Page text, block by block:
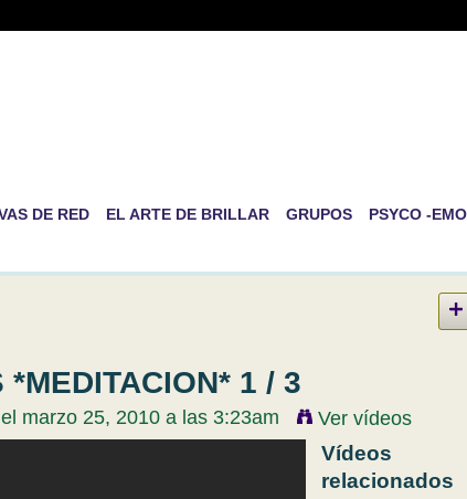
DE RED EL ARTE DE BRILLAR GRUPOS PSYCO -
*MEDITACION* 1 / 3
el marzo 25, 2010 a las 3:23am Ver vídeos
Vídeos
relacionados